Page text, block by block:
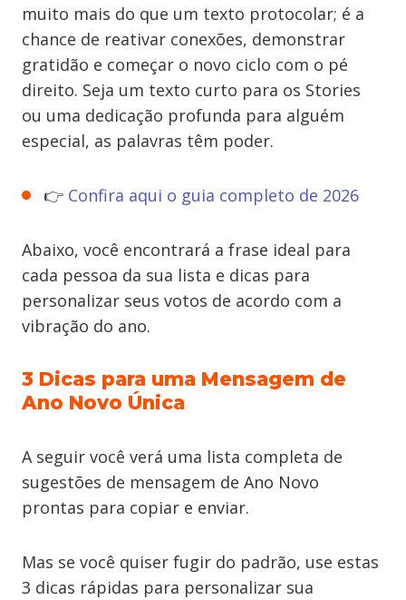
muito mais do que um texto protocolar; é a
chance de reativar conexões, demonstrar
gratidão e começar o novo ciclo com o pé
direito. Seja um texto curto para os Stories
ou uma dedicação profunda para alguém
especial, as palavras têm poder.
👉 Confira aqui o guia completo de 2026
Abaixo, você encontrará a frase ideal para
cada pessoa da sua lista e dicas para
personalizar seus votos de acordo com a
vibração do ano.
3 Dicas para uma Mensagem de
Ano Novo Única
A seguir você verá uma lista completa de
sugestões de mensagem de Ano Novo
prontas para copiar e enviar.
Mas se você quiser fugir do padrão, use estas
3 dicas rápidas para personalizar sua